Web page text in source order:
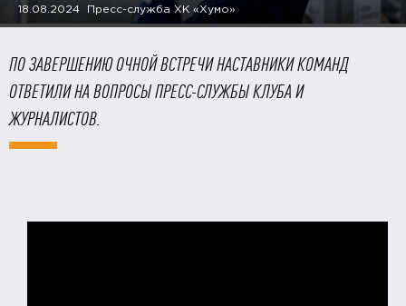
18.08.2024 Пресс-служба ХК «Хумо»
ПО ЗАВЕРШЕНИЮ ОЧНОЙ ВСТРЕЧИ НАСТАВНИКИ КОМАНД
ОТВЕТИЛИ НА ВОПРОСЫ ПРЕСС-СЛУЖБЫ КЛУБА И
ЖУРНАЛИСТОВ.